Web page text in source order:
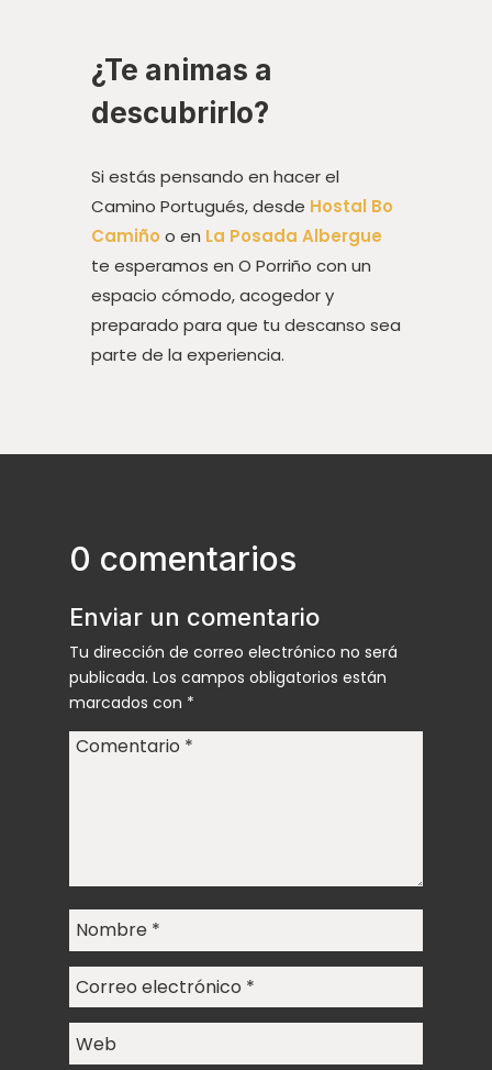
¿Te animas a
descubrirlo?
Si estás pensando en hacer el
Camino Portugués, desde Hostal Bo
Camiño o en La Posada Albergue
te esperamos en O Porriño con un
espacio cómodo, acogedor y
preparado para que tu descanso sea
parte de la experiencia.
0 comentarios
Enviar un comentario
Tu dirección de correo electrónico no será
publicada. Los campos obligatorios están
marcados con *